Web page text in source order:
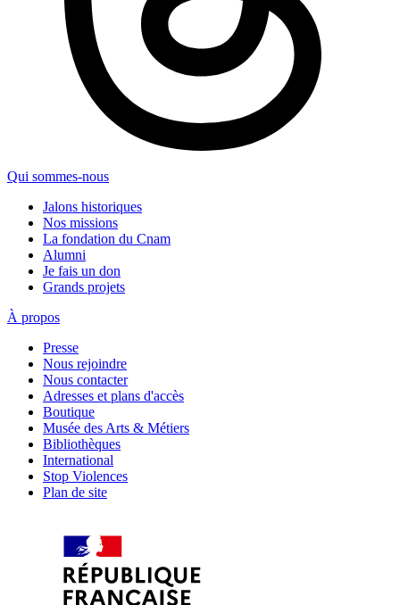
Qui sommes-nous
Jalons historiques
Nos missions
La fondation du Cnam
Alumni
Je fais un don
Grands projets
À propos
Presse
Nous rejoindre
Nous contacter
Adresses et plans d'accès
Boutique
Musée des Arts & Métiers
Bibliothèques
International
Stop Violences
Plan de site